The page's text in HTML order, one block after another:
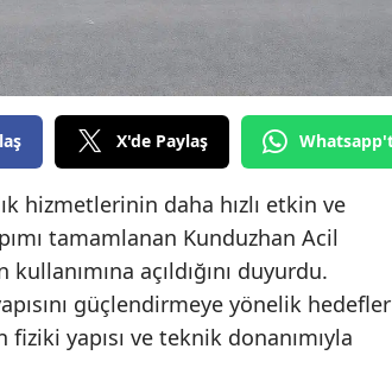
Erzurum
Eskişehir
Gaziantep
Giresun
Hakkari
Hatay
X'de Paylaş
hizmetlerinin daha hızlı etkin ve
tamamlanan Kunduzhan Acil
açıldığını duyurdu.
güçlendirmeye yönelik
yapısı ve teknik donanımıyla